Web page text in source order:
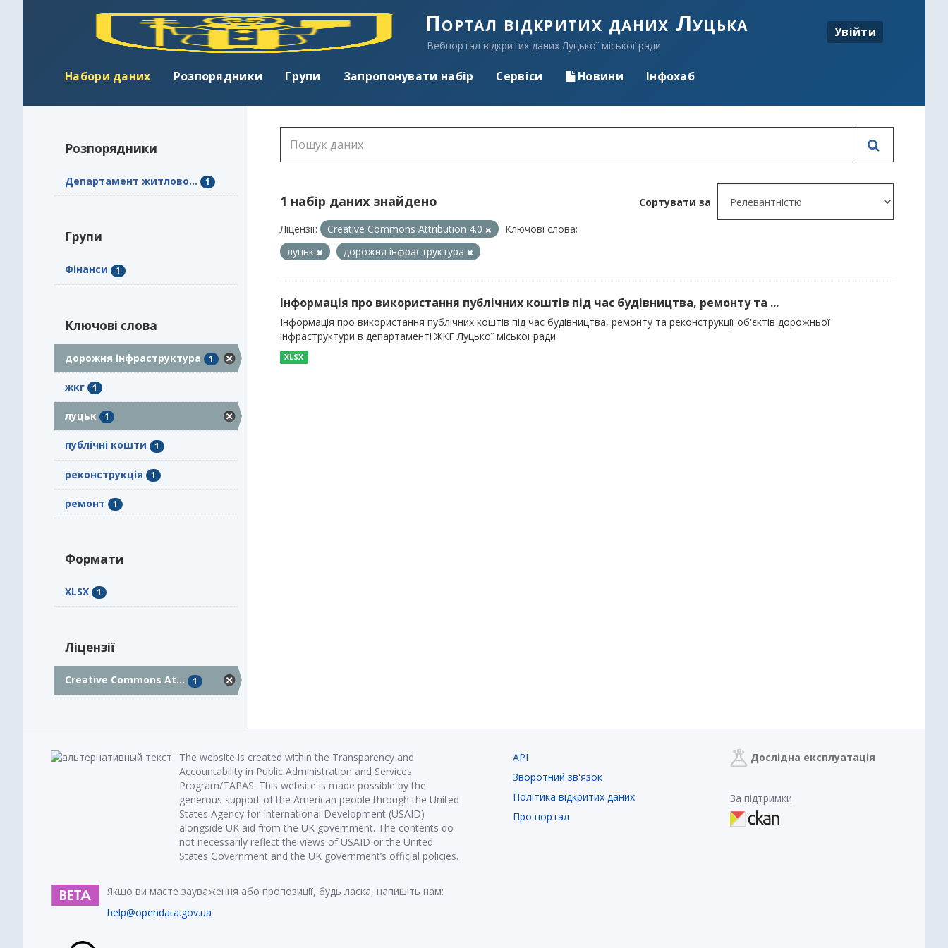
Портал відкритих даних Луцька
Вебпортал відкритих даних Луцької міської ради
Увійти
Набори даних Розпорядники Групи Запропонувати набір Сервіси Новини Інфохаб
Розпорядники
Департамент житлово... 1
Групи
Фінанси 1
Ключові слова
дорожня інфраструктура 1
жкг 1
луцьк 1
публічні кошти 1
реконструкція 1
ремонт 1
Формати
XLSX 1
Ліцензії
Creative Commons At... 1
Сортувати за
1 набір даних знайдено
Ліцензії: Creative Commons Attribution 4.0
Ключові слова:
луцьк
дорожня інфраструктура
Інформація про використання публічних коштів під час будівництва, ремонту та ...
Інформація про використання публічних коштів під час будівництва, ремонту та реконструкції об'єктів дорожньої
інфраструктури в департаменті ЖКГ Луцької міської ради
XLSX
The website is created within the Transparency and
Accountability in Public Administration and Services
Program/TAPAS. This website is made possible by the
generous support of the American people through the United
States Agency for International Development (USAID)
alongside UK aid from the UK government. The contents do
not necessarily reflect the views of USAID or the United
States Government and the UK government’s official policies.
Якщо ви маєте зауваження або пропозиції, будь ласка, напишіть нам:
help@opendata.gov.ua
API
Зворотний зв'язок
Політика відкритих даних
Про портал
Дослідна експлуатація
За підтримки